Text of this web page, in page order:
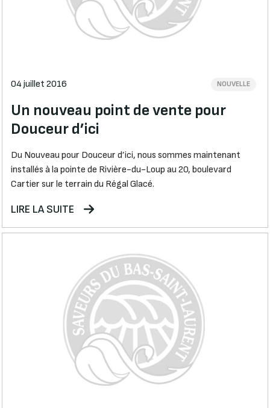
04 juillet 2016 NOUVELLE
Un nouveau point de vente pour
Douceur d’ici
Du Nouveau pour Douceur d’ici, nous sommes maintenant
installés à la pointe de Rivière-du-Loup au 20, boulevard
Cartier sur le terrain du Régal Glacé.
LIRE LA SUITE